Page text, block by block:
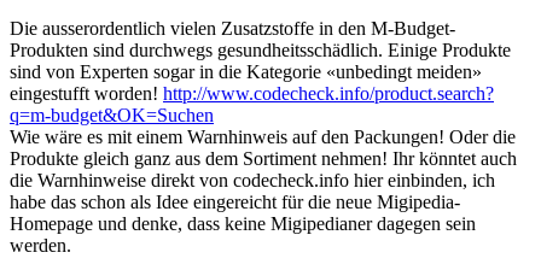
Die ausserordentlich vielen Zusatzstoffe in den M-Budget-
Produkten sind durchwegs gesundheitsschädlich. Einige Produkte
sind von Experten sogar in die Kategorie «unbedingt meiden»
eingestufft worden! http://www.codecheck.info/product.search?
q=m-budget&OK=Suchen
Wie wäre es mit einem Warnhinweis auf den Packungen! Oder die
Produkte gleich ganz aus dem Sortiment nehmen! Ihr könntet auch
die Warnhinweise direkt von codecheck.info hier einbinden, ich
habe das schon als Idee eingereicht für die neue Migipedia-
Homepage und denke, dass keine Migipedianer dagegen sein
werden.